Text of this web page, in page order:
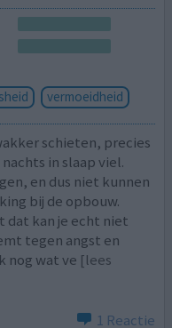
vermoeidheid
schieten, precies
in slaap viel.
en dus niet kunnen
bij de opbouw.
dat kan je echt niet
tegen angst en
nog wat ve [lees
1 Reactie